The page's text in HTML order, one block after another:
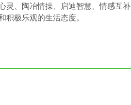
灵、陶冶情操、启迪智慧、情感互补
积极乐观的生活态度。